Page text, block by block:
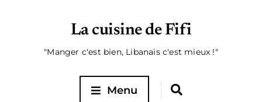
La cuisine de Fifi
"Manger c'est bien, Libanais c'est mieux !"
Menu